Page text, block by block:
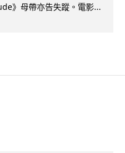
》母帶亦告失蹤。電影...